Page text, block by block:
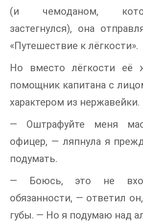
(и чемоданом,
застегнулся), она
«Путешествие к лёгкости».
Но вместо лёгкости
помощник капитана с
характером из нержавейки.
— Оштрафуйте меня
офицер, — ляпнула я
подумать.
— Боюсь, это не
обязанности, — ответил
губы. — Но я подумаю над